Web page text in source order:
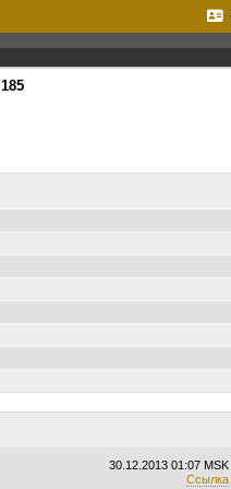
185
30.12.2013 01:07 MSK
Ссылка